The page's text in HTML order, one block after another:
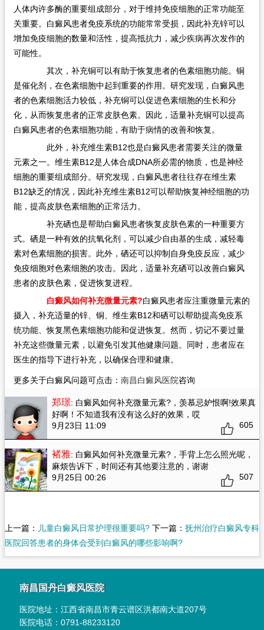
人体内许多酶的重要组成部分，对于维持免疫细胞的正常功能至
关重要。白癜风患者免疫系统的功能常常受损，因此补充锌可以
增加免疫细胞的数量和活性，提高抵抗力，减少疾病再次发作的
可能性。
其次，补充铜可以有助于恢复患者的色素细胞功能。铜
是催化剂，在色素细胞中起到重要的作用。研究发现，白癜风患
者的色素细胞活力较低，补充铜可以促进色素细胞的生长和分
化，从而恢复患者的正常皮肤色素。因此，适量补充铜可以提高
白癜风患者的色素细胞功能，有助于病情的改善和恢复。
此外，补充维生素B12也是白癜风患者需要关注的微量
元素之一。维生素B12是人体合成DNA所必需的物质，也是神经
细胞的重要组成部分。研究发现，白癜风患者往往存在维生素
B12缺乏的情况，因此补充维生素B12可以帮助恢复神经细胞的功
能，提高皮肤色素细胞的正常活力。
补充硒也是帮助白癜风患者恢复皮肤色素的一种重要方
式。硒是一种有效的抗氧化剂，可以减少自由基的生成，减轻毒
素对色素细胞的损害。此外，硒还可以抑制自身免疫反应，减少
免疫细胞对色素细胞的攻击。因此，适量补充硒可以改善白癜风
患者的皮肤色素，促进恢复进程。
白癜风如何补充微量元素?白癜风患者应注重微量元素的
摄入，补充适量的锌、铜、维生素B12和硒可以帮助提高免疫系
统功能、恢复黑色素细胞功能和促进恢复。然而，切记不要过量
补充这些微量元素，以避免引发其他健康问题。同时，患者应在
医生的指导下进行补充，以确保合理和健康。
更多关于白癜风问题可点击： 南昌白癜风医院咨询
郑璟: 白癜风如何补充微量元素?，羡慕忌妒恨啊!效果真
好啊！不知道我有没有这么好的效果，哎
9月23日 11:09
605
褚雅: 白癜风如何补充微量元素?，手背上怎么照光呢，
麻烦告诉下，时间还有其他要注意的，谢谢
9月25日 00:26
507
上一篇： 儿童白癜风日常护理很重要吗?下一篇： 抚州治疗白癜风专科
医院回答患者的身体会受到白癜风的哪些影响啊?
南昌国丹白癜风医院
医院地址：江西省南昌市青云谱区洪都南大道207号
医院电话：0791-88233120